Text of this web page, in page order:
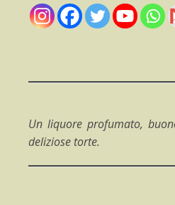
Un liquore profumato,
deliziose torte.